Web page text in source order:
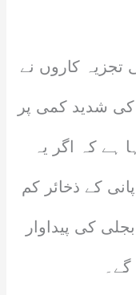
تجزیہ کاروں نے
کی شدید کمی پر
ہے کہ اگر یہ
کے ذخائر کم
کی پیداوار